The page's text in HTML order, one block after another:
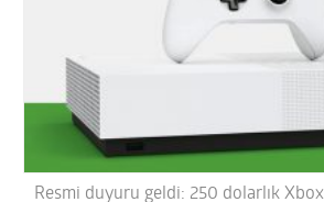
Resmi duyuru geldi: 250 dolarlık